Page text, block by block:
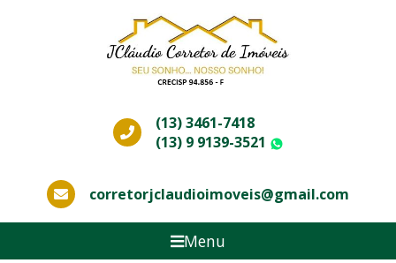
(13) 3461-7418
(13) 9 9139-3521
corretorjclaudioimoveis@gmail.com
Menu